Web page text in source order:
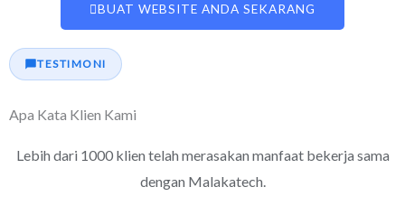
BUAT WEBSITE ANDA SEKARANG
TESTIMONI
Apa Kata Klien Kami
Lebih dari 1000 klien telah merasakan manfaat bekerja sama
dengan Malakatech.